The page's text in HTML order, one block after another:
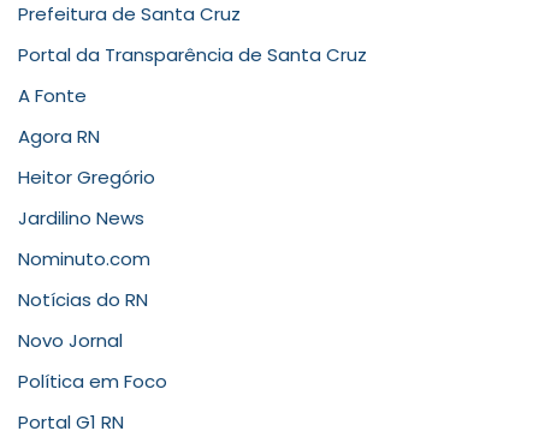
Prefeitura de Santa Cruz
Portal da Transparência de Santa Cruz
A Fonte
Agora RN
Heitor Gregório
Jardilino News
Nominuto.com
Notícias do RN
Novo Jornal
Política em Foco
Portal G1 RN